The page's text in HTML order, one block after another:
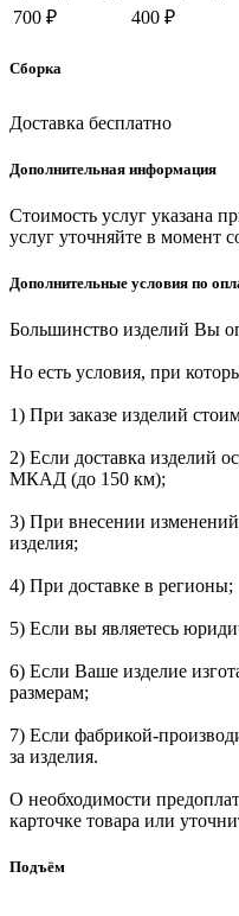
700 ₽
400 ₽
Сборка
Доставка бесплатно
Дополнительная информация
Стоимость услуг указана
услуг уточняйте в момент
Дополнительные условия по
Большинство изделий Вы
Но есть условия, при
1) При заказе изделий
2) Если доставка изделий
МКАД (до 150 км);
3) При внесении
изделия;
4) При доставке в регионы;
5) Если вы являетесь
6) Если Ваше изделие
размерам;
7) Если фабрикой-
за изделия.
О необходимости
карточке товара или
Подъём